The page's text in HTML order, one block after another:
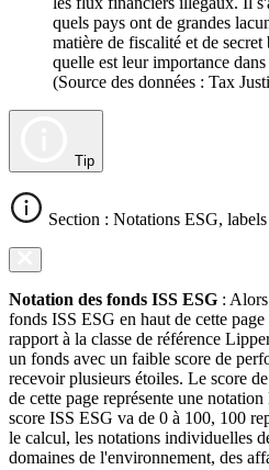
quels pays ont de grandes
matière de fiscalité et de
quelle est leur importance
(Source des données : Tax
Tip
Section : Notations ESG,
Notation des fonds ISS ESG :
fonds ISS ESG en haut de cette
rapport à la classe de référence
un fonds avec un faible score de
recevoir plusieurs étoiles. Le score
de cette page représente une
score ISS ESG va de 0 à 100, 100
le calcul, les notations individuelles
domaines de l'environnement, des